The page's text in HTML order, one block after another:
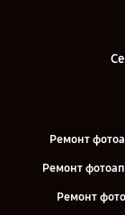
Ремонт
Ремонт
Ремонт